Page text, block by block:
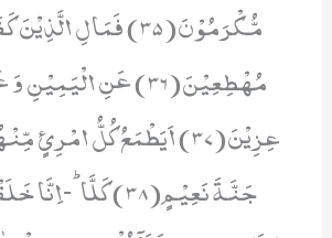
مُّكْرَمُوْنَ(35) فَمَالِ
مُهْطِعِیْنَ(36) عَنِ
عِزِیْنَ(37) اَیَطْمَعُ كُلُّ
جَنَّةَ نَعِیْمٍ(38)